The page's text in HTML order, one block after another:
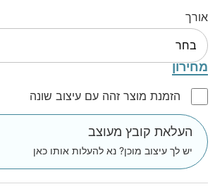
אורך
מחירון
הזמנת מוצר זהה עם עיצוב שונה
העלאת קובץ מעוצב
יש לך עיצוב מוכן? נא להעלות אותו כאן